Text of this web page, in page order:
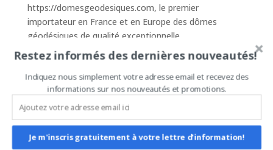
https://domesgeodesiques.com, le premier
importateur en France et en Europe des dômes
géodésiques de qualité exceptionnelle.
En choisissant un dôme géodésique de 3m de
diamètre pour votre jardin, vous offrez une expérience
d’hébergement unique et mémorable sur AirBnb. Ce
voyageurs en quête d’aventures nouvelles et insolites.
Non seulement cela embellira votre jardin, mais cela
vous permettra également de vous démarquer parmi
Restez informés des dernières nouveautés!
Indiquez nous simplement votre adresse email et recevez des
informations sur nos nouveautés et promotions.
Je m'inscris gratuitement à votre lettre d'information!